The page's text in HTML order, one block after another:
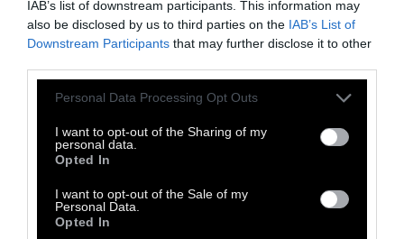
IAB’s list of downstream participants. This information may
also be disclosed by us to third parties on the IAB’s List of
Downstream Participants that may further disclose it to other
Personal Data Processing Opt Outs
I want to opt-out of the Sharing of my
personal data.
Opted In
I want to opt-out of the Sale of my
Personal Data.
Opted In
να βιώσουμε έντονα συναισθήματα ως
απάντηση στην κατάσταση του πένθους,
χωρίς αυτό να μας κάνει να χάσουμε τη
διανοητική μας ισορροπία. Η θλίψη, ο θυμός,
η ενοχή, η σύγχυση, η απελπισία, μέχρι και η
φαντασίωση ότι πεθαίνουμε, αποτελούν
περισσότερους ανθρώπους μετά από μια
σημαντική απώλεια, ή τον θάνατο ενός